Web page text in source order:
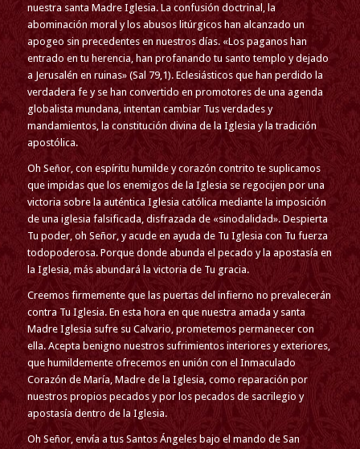
nuestra santa Madre Iglesia. La confusión doctrinal, la
abominación moral y los abusos litúrgicos han alcanzado un
apogeo sin precedentes en nuestros días. «Los paganos han
entrado en tu herencia, han profanando tu santo templo y dejado
a Jerusalén en ruinas» (Sal 79,1). Eclesiásticos que han perdido la
verdadera fe y se han convertido en promotores de una agenda
globalista mundana, intentan cambiar Tus verdades y
mandamientos, la constitución divina de la Iglesia y la tradición
apostólica.
Oh Señor, con espíritu humilde y corazón contrito te suplicamos
que impidas que los enemigos de la Iglesia se regocijen por una
victoria sobre la auténtica Iglesia católica mediante la imposición
de una iglesia falsificada, disfrazada de «sinodalidad». Despierta
Tu poder, oh Señor, y acude en ayuda de Tu Iglesia con Tu fuerza
todopoderosa. Porque donde abunda el pecado y la apostasía en
la Iglesia, más abundará la victoria de Tu gracia.
Creemos firmemente que las puertas del infierno no prevalecerán
contra Tu Iglesia. En esta hora en que nuestra amada y santa
Madre Iglesia sufre su Calvario, prometemos permanecer con
ella. Acepta benigno nuestros sufrimientos interiores y exteriores,
que humildemente ofrecemos en unión con el Inmaculado
Corazón de María, Madre de la Iglesia, como reparación por
nuestros propios pecados y por los pecados de sacrilegio y
apostasía dentro de la Iglesia.
Oh Señor, envía a tus Santos Ángeles bajo el mando de San